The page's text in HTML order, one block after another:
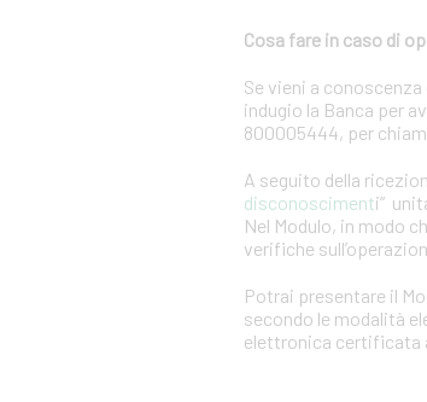
Cosa fare in caso di
Se vieni a
indugio la Banca per
800005444, per
A seguito della
disconoscimenti”
Nel Modulo, in modo
verifiche
Potrai presentare il
secondo le modalità
elettronica certificata